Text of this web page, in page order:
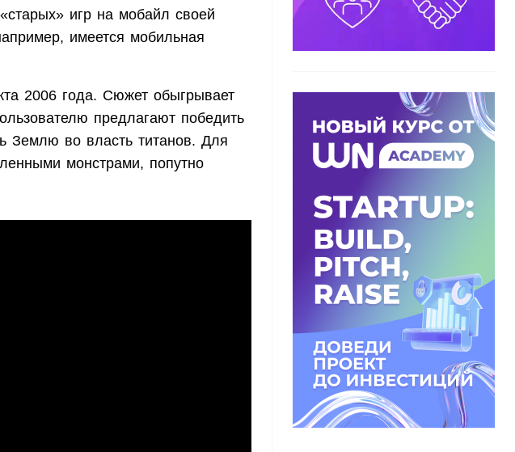
игр на мобайл своей
имеется мобильная
2006 года. Сюжет обыгрывает
предлагают победить
Землю во власть титанов. Для
монстрами, попутно